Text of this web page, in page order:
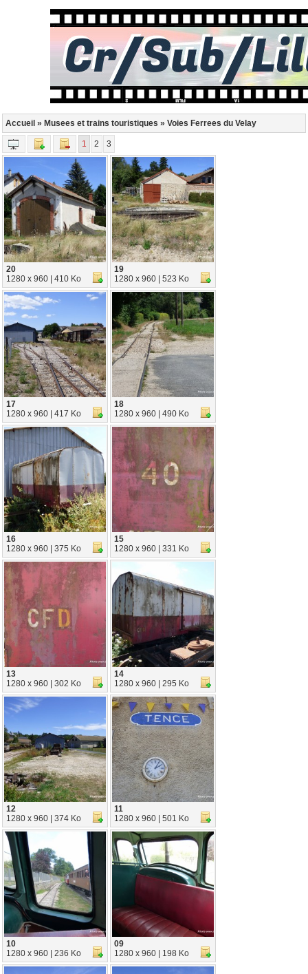
Accueil » Musees et trains touristiques » Voies Ferrees du Velay
1 2 3
20
1280 x 960 | 410 Ko
19
1280 x 960 | 523 Ko
17
1280 x 960 | 417 Ko
18
1280 x 960 | 490 Ko
16
1280 x 960 | 375 Ko
15
1280 x 960 | 331 Ko
13
1280 x 960 | 302 Ko
14
1280 x 960 | 295 Ko
12
1280 x 960 | 374 Ko
11
1280 x 960 | 501 Ko
10
1280 x 960 | 236 Ko
09
1280 x 960 | 198 Ko